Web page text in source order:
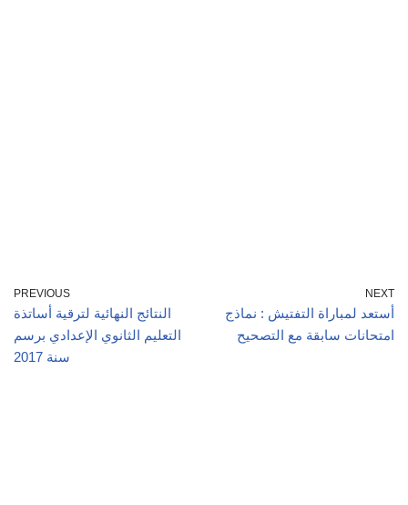
PREVIOUS
​النتائج النهائية لترقية أساتذة
التعليم الثانوي الإعدادي برسم
سنة 2017
NEXT
أستعد لمباراة التفتيش : نماذج
امتحانات سابقة مع التصحيح